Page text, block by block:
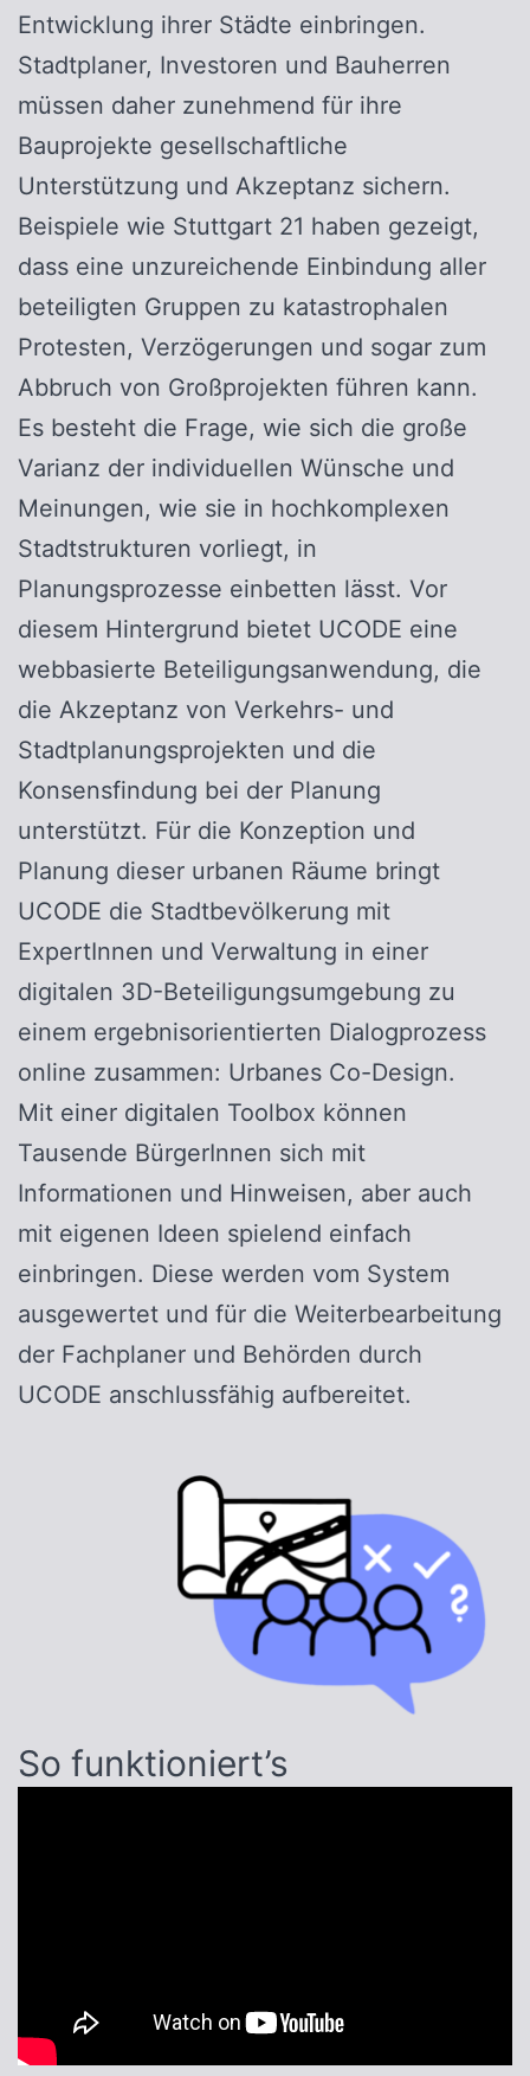
Entwicklung ihrer Städte einbringen.
Stadtplaner, Investoren und Bauherren
müssen daher zunehmend für ihre
Bauprojekte gesellschaftliche
Unterstützung und Akzeptanz sichern.
Beispiele wie Stuttgart 21 haben gezeigt,
dass eine unzureichende Einbindung aller
beteiligten Gruppen zu katastrophalen
Protesten, Verzögerungen und sogar zum
Abbruch von Großprojekten führen kann.
Es besteht die Frage, wie sich die große
Varianz der individuellen Wünsche und
Meinungen, wie sie in hochkomplexen
Stadtstrukturen vorliegt, in
Planungsprozesse einbetten lässt. Vor
diesem Hintergrund bietet UCODE eine
webbasierte Beteiligungsanwendung, die
die Akzeptanz von Verkehrs- und
Stadtplanungsprojekten und die
Konsensfindung bei der Planung
unterstützt. Für die Konzeption und
Planung dieser urbanen Räume bringt
UCODE die Stadtbevölkerung mit
ExpertInnen und Verwaltung in einer
digitalen 3D-Beteiligungsumgebung zu
einem ergebnisorientierten Dialogprozess
online zusammen: Urbanes Co-Design.
Mit einer digitalen Toolbox können
Tausende BürgerInnen sich mit
Informationen und Hinweisen, aber auch
mit eigenen Ideen spielend einfach
einbringen. Diese werden vom System
ausgewertet und für die Weiterbearbeitung
der Fachplaner und Behörden durch
UCODE anschlussfähig aufbereitet.
So funktioniert’s